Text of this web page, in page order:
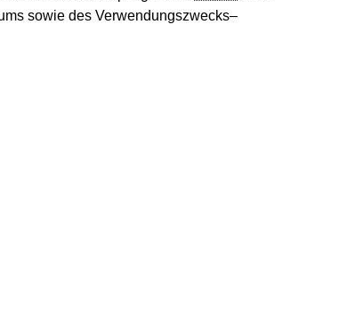
sowie des Verwendungszwecks–